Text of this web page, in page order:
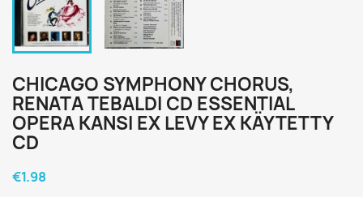
CHICAGO SYMPHONY CHORUS,
RENATA TEBALDI CD ESSENTIAL
OPERA KANSI EX LEVY EX KÄYTETTY
CD
€1.98